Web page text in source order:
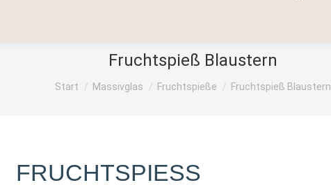
Fruchtspieß Blaustern
Sie befinden sich hier:
Start Massivglas Fruchtspieße Fruchtspieß Blaustern
FRUCHTSPIESS B